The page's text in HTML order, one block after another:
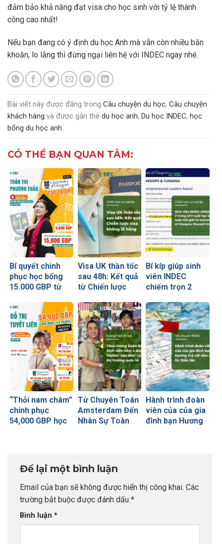
đảm bảo khả năng đạt visa cho học sinh với tỷ lệ thành
công cao nhất!
Nếu bạn đang có ý định du học Anh mà vẫn còn nhiều băn
khoăn, lo lắng thì đừng ngại liên hệ với INDEC ngay nhé.
Bài viết này được đăng trong Câu chuyện du học, Câu chuyện
khách hàng và được gắn thẻ du học anh, Du học INDEC, học
bổng du học anh.
CÓ THỂ BẠN QUAN TÂM:
Bí quyết chinh
phục học bổng
15.000 GBP từ
Glasgow của nữ
sinh Ngoại
thương
Visa UK thần tốc
sau 48h: Kết quả
từ Chiến lược
hổng
Bí kíp giúp sinh
viên INDEC
chiếm trọn 2
học bổng toàn
thế giới từ
University of
Glasgow
(Russell Group)
“Thỏi nam châm”
chinh phục
54,000 GBP học
Từ Chuyên Toán
Amsterdam Đến
Nhân Sự Toàn
Công Vượt Bậc
Hành trình đoàn
viên của của gia
đình bạn Hương
Để lại một bình luận
Email của bạn sẽ không được hiển thị công khai. Các
trường bắt buộc được đánh dấu *
Bình luận *